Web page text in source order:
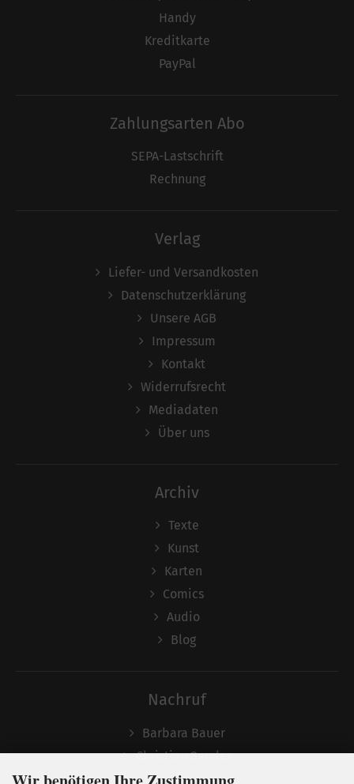
Handy
Kreditkarte
PayPal
Zahlungsarten Abo
SEPA-Lastschrift
Rechnung
Verlag
Liefer- und Versandkosten
Datenschutzerklärung
Unsere AGB
Impressum
Kontakt
Widerrufsrecht
Mediadaten
Über uns
Archiv
Texte
Kunst
Karten
Comics
Audio
Blog
Nachruf
Barbara Bauer
Christian Semler